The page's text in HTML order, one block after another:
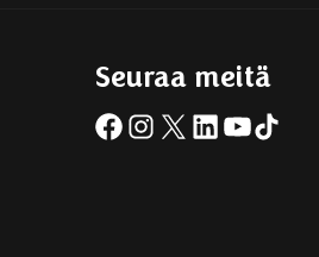
Seuraa meitä
Facebook
Instagram
X LinkedIn
YouTube
TikTok